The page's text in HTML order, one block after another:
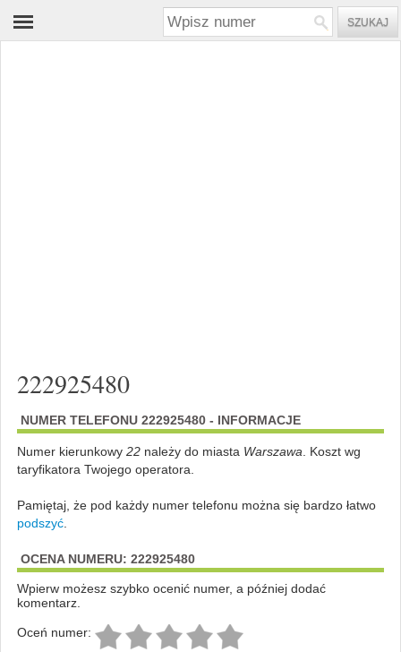
222925480
NUMER TELEFONU 222925480 - INFORMACJE
Numer kierunkowy 22należy do miasta Warszawa . Koszt wg
taryfikatora Twojego operatora.
Pamiętaj, że pod każdy numer telefonu można się bardzo łatwo
podszyć.
OCENA NUMERU: 222925480
Wpierw możesz szybko ocenić numer, a później dodać
komentarz.
Oceń numer: